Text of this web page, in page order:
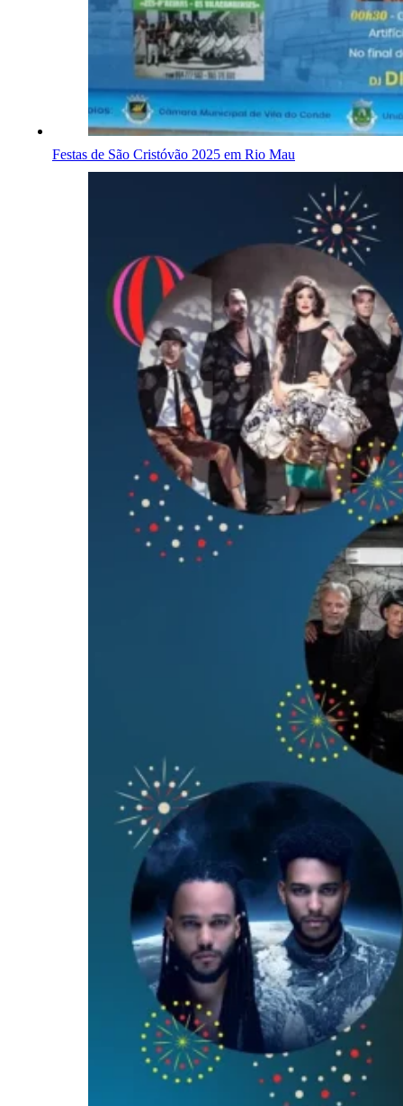
Festas de São Cristóvão 2025 em Rio Mau